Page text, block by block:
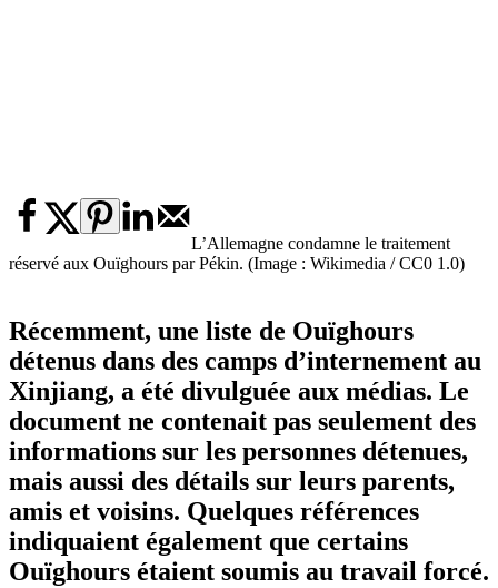
L’Allemagne condamne le traitement
réservé aux Ouïghours par Pékin. (Image : Wikimedia / CC0 1.0)
Récemment, une liste de Ouïghours
détenus dans des camps d’internement au
Xinjiang, a été divulguée aux médias. Le
document ne contenait pas seulement des
informations sur les personnes détenues,
mais aussi des détails sur leurs parents,
amis et voisins. Quelques références
indiquaient également que certains
Ouïghours étaient soumis au travail forcé.